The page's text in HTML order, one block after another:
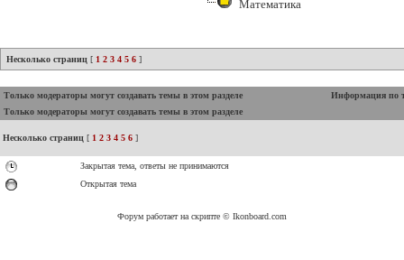
Математика
Несколько страниц [ 1 2 3 4 5 6 ]
Только модераторы могут создавать темы в этом разделе
Информация по
Только модераторы могут создавать темы в этом разделе
Несколько страниц [ 1 2 3 4 5 6 ]
Закрытая тема, ответы не принимаются
Открытая тема
Форум работает на скрипте © Ikonboard.com